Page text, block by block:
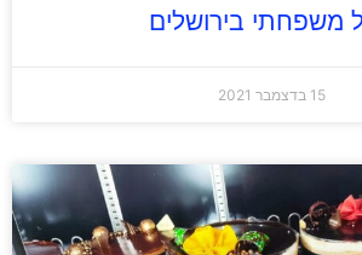
משפחתי בירושלים
15 בדצמבר 2021